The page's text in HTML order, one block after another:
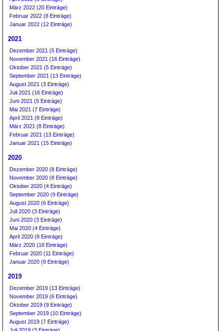
März 2022 (20 Einträge)
Februar 2022 (8 Einträge)
Januar 2022 (12 Einträge)
2021
Dezember 2021 (5 Einträge)
November 2021 (16 Einträge)
Oktober 2021 (5 Einträge)
September 2021 (13 Einträge)
August 2021 (3 Einträge)
Juli 2021 (16 Einträge)
Juni 2021 (5 Einträge)
Mai 2021 (7 Einträge)
April 2021 (8 Einträge)
März 2021 (8 Einträge)
Februar 2021 (13 Einträge)
Januar 2021 (15 Einträge)
2020
Dezember 2020 (8 Einträge)
November 2020 (8 Einträge)
Oktober 2020 (4 Einträge)
September 2020 (9 Einträge)
August 2020 (6 Einträge)
Juli 2020 (3 Einträge)
Juni 2020 (3 Einträge)
Mai 2020 (4 Einträge)
April 2020 (8 Einträge)
März 2020 (18 Einträge)
Februar 2020 (11 Einträge)
Januar 2020 (9 Einträge)
2019
Dezember 2019 (13 Einträge)
November 2019 (6 Einträge)
Oktober 2019 (9 Einträge)
September 2019 (10 Einträge)
August 2019 (7 Einträge)